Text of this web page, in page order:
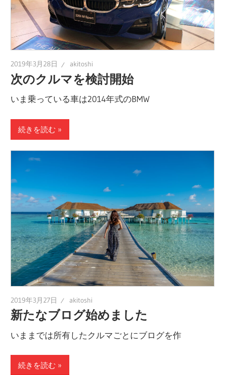
2019年3月28日 akitoshi
次のクルマを検討開始
いま乗っている車は2014年式のBMW
続きを読む
2019年3月27日 akitoshi
新たなブログ始めました
いままでは所有したクルマごとにブログを作
続きを読む